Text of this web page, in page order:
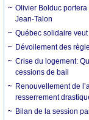
Olivier Bolduc
Jean-Talon
Québec solidaire
Dévoilement des
Crise du logement:
cessions de bail
Renouvellement de
resserrement
Bilan de la session